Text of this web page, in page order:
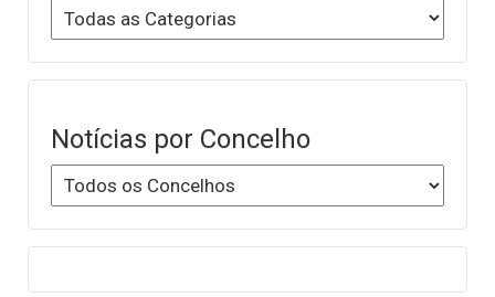
Notícias por Concelho